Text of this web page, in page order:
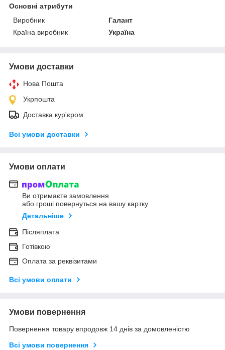
Основні атрибути
Виробник
Галант
Країна виробник
Україна
Умови доставки
Нова Пошта
Укрпошта
Доставка кур'єром
Всі умови доставки
Умови оплати
Ви отримаєте замовлення
або гроші повернуться на вашу картку
Детальніше
Післяплата
Готівкою
Оплата за реквізитами
Всі умови оплати
Умови повернення
Повернення товару впродовж 14 днів за домовленістю
Всі умови повернення